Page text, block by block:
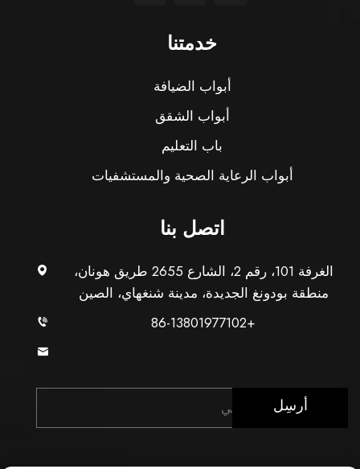
خدمتنا
أبواب الضيافة
أبواب الشقق
باب التعليم
أبواب الرعاية الصحية والمستشفيات
اتصل بنا
الغرفة 101، رقم 2، الشارع 2655 طريق هونان،
منطقة بودونغ الجديدة، مدينة شنغهاي، الصين
+86-13801977102
أرسِل